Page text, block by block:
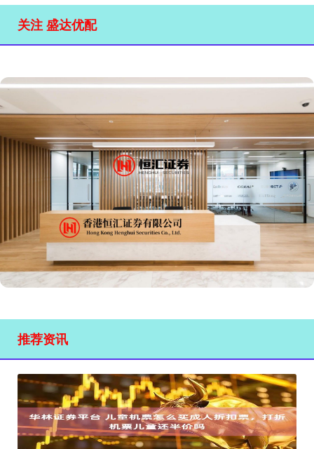
关注 盛达优配
推荐资讯